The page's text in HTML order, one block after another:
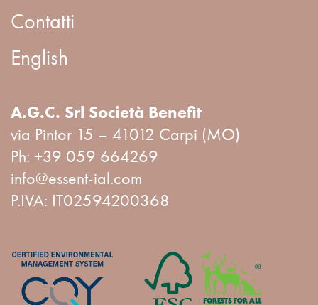
Contatti
English
A.G.C. Srl Società Benefit
via Pintor 15 – 41012 Carpi (MO)
Ph: +39 059 664269
info@essent-ial.com
P.IVA: IT02594200368